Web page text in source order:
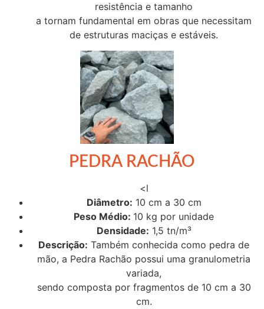
resistência e tamanho
a tornam fundamental em obras que necessitam
de estruturas maciças e estáveis.
PEDRA RACHÃO
<l
Diâmetro: 10 cm a 30 cm
Peso Médio: 10 kg por unidade
Densidade: 1,5 tn/m³
Descrição: Também conhecida como pedra de
mão, a Pedra Rachão possui uma granulometria
variada,
sendo composta por fragmentos de 10 cm a 30
cm.